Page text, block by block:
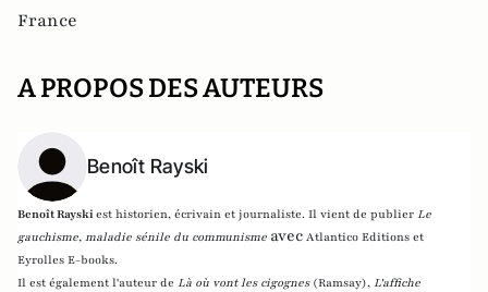
France
A PROPOS DES AUTEURS
Benoît Rayski
Benoît Rayskiest historien, écrivain et journaliste. Il vient de publier Le
gauchisme, maladie sénile du communisme avec Atlantico Editions et
Eyrolles E-books.
Il est également l'auteur de Là où vont les cigognes (Ramsay), L'affiche